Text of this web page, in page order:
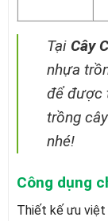
Tại Cây
nhựa
để được
trồng
nhé!
Công dụng
Thiết kế ưu việt